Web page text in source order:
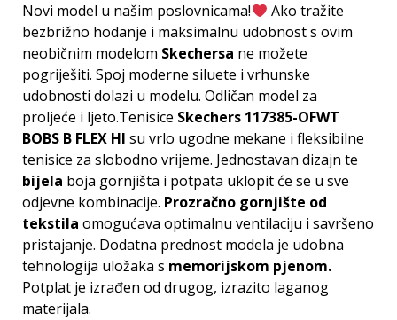
Novi model u našim poslovnicama!
Ako tražite
bezbrižno hodanje i maksimalnu udobnost s ovim
neobičnim modelom Skechersa ne možete
pogriješiti. Spoj moderne siluete i vrhunske
udobnosti dolazi u modelu. Odličan model za
proljeće i ljeto.Tenisice Skechers 117385-OFWT
BOBS B FLEX HIsu vrlo ugodne mekane i fleksibilne
tenisice za slobodno vrijeme. Jednostavan dizajn te
bijela boja gornjišta i potpata uklopit će se u sve
odjevne kombinacije. Prozračno gornjište od
tekstila omogućava optimalnu ventilaciju i savršeno
pristajanje. Dodatna prednost modela je udobna
tehnologija uložaka s memorijskom pjenom.
Potplat je izrađen od drugog, izrazito laganog
materijala.